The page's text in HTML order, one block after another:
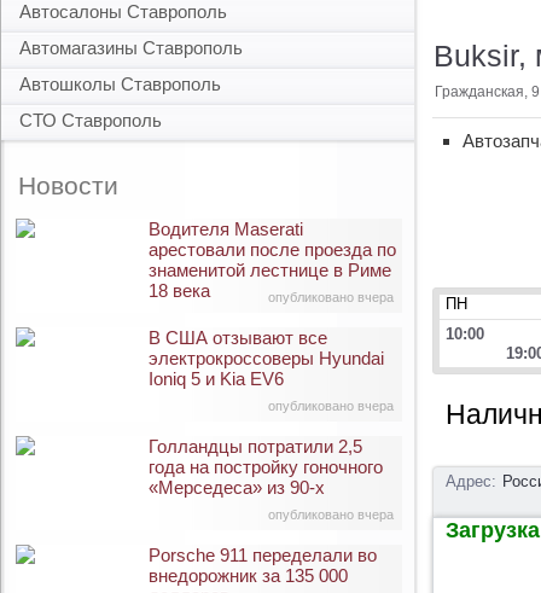
Автосалоны Ставрополь
Автомагазины Ставрополь
Автошколы Ставрополь
СТО Ставрополь
Новости
опубликовано вчера
Водителя Maserati
арестовали после проезда по
знаменитой лестнице в Риме
18 века
опубликовано вчера
В США отзывают все
электрокроссоверы Hyundai
Ioniq 5 и Kia EV6
опубликовано вчера
Голландцы потратили 2,5
года на постройку гоночного
«Мерседеса» из 90-х
Porsche 911 переделали во
внедорожник за 135 000
Buksir,
Гражданская, 9
ПН
10:00
Адрес: